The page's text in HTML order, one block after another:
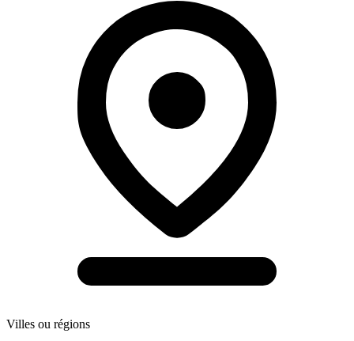
Villes ou régions